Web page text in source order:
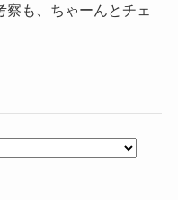
も、ちゃーんとチェ